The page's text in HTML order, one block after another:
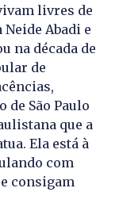
livres de
Abadi e
na década de
de
de São Paulo
que a
Ela está à
com
consigam